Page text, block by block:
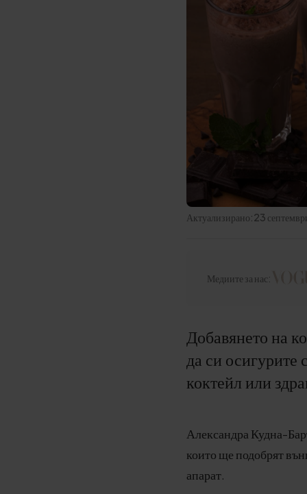
Актуализирано:23
Медиите за нас:
Добавянето на
да си осигурите
коктейл или
Александра Кудна-
които ще подобрят
апарат.